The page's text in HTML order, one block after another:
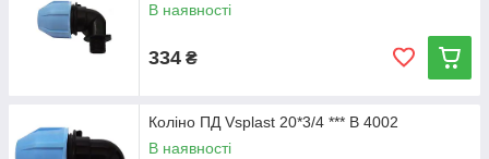
В наявності
334 ₴
Коліно ПД Vsplast 20*3/4 *** В 4002
В наявності